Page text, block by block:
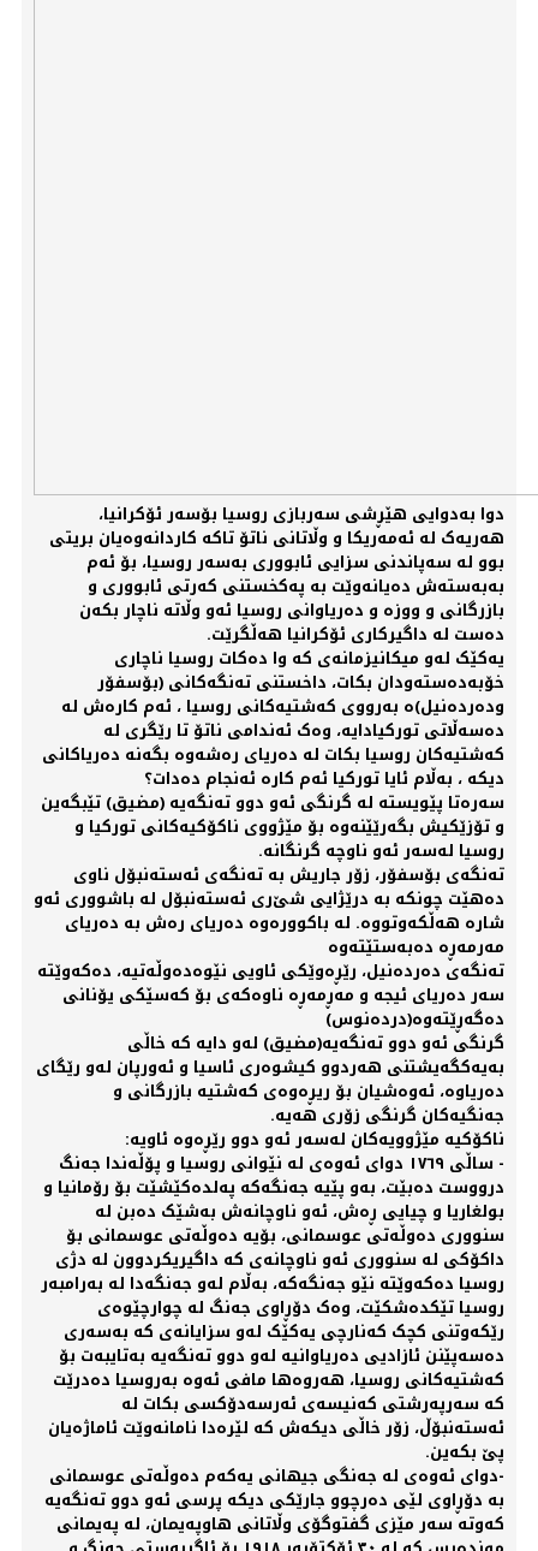
دوا بەدوایی هێڕشی سەربازی روسیا بۆسەر ئۆکرانیا،
هەریەک لە ئەمەریکا و وڵاتانی ناتۆ تاکە کاردانەوەیان بریتی
بوو لە سەپاندنی سزایی ئابووری بەسەر روسیا، بۆ ئەم
بەبەستەش دەیانەوێت بە پەکخستنی کەرتی ئابووری و
بازرگانی و ووزە و دەریاوانی روسیا ئەو وڵاتە ناچار بکەن
دەست لە داگیرکاری ئۆکرانیا هەڵگرێت.
یەکێک لەو میکانیزمانەی کە وا دەکات روسیا ناچاری
خۆبەدەستەودان بکات، داخستنی تەنگەکانی (بۆسفۆر
ودەردەنیل)ە بەرووی کەشتیەکانی روسیا ، ئەم کارەش لە
دەسەڵاتی تورکیادایە، وەک ئەندامی ناتۆ تا رێگری لە
کەشتیەکان روسیا بکات لە دەریای رەشەوە بگەنە دەریاکانی
دیکە ، بەڵام ئایا تورکیا ئەم کارە ئەنجام دەدات؟
سەرەتا پێویستە لە گرنگی ئەو دوو تەنگەیە (مضیق) تێبگەین
و تۆزێکیش بگەرێێنەوە بۆ مێژووی ناکۆکیەکانی تورکیا و
روسیا لەسەر ئەو ناوچە گرنگانە.
تەنگەی بۆسفۆر، زۆر جاریش بە تەنگەی ئەستەنبۆل ناوی
دەهێت چونکە بە درێژایی شێ‌ری ئەستەنبۆل لە باشووری ئەو
شارە هەڵکەوتووە. لە باکوورەوە دەریای رەش بە دەریای
مەرمەڕە دەبەستێتەوە
تەنگەی دەردەنیل، رێڕەوێکی ئاویی نێوەدەوڵەتیە، دەکەوێتە
سەر دەریای ئیجە و مەڕمەڕە ناوەکەی بۆ کەسێکی یۆنانی
دەگەڕێتەوە(دردەنوس)
گرنگی ئەو دوو تەنگەیە(مضیق) لەو دایە کە خاڵی
بەیەکگەیشتنی هەردوو کیشوەری ئاسیا و ئەورپان لەو رێگای
دەریاوە، ئەوەشیان بۆ ریڕەوەی کەشتیە بازرگانی و
جەنگیەکان گرنگی زۆری هەیە.
ناکۆکیە مێژوویەکان لەسەر ئەو دوو رێڕەوە ئاویە:
- ساڵی ١٧٦٩ دوای ئەوەی لە نێوانی روسیا و پۆڵەندا جەنگ
درووست دەبێت، بەو پێیە جەنگەکە پەلدەکێشێت بۆ رۆمانیا و
بولغاریا و چیایی ڕەش، ئەو ناوچانەش بەشێک دەبن لە
سنووری دەوڵەتی عوسمانی، بۆیە دەوڵەتی عوسمانی بۆ
داکۆکی لە سنووری ئەو ناوچانەی کە داگیریکردوون لە دژی
روسیا دەکەوێتە نێو جەنگەکە، بەڵام لەو جەنگەدا لە بەرامبەر
روسیا تێکدەشکێت، وەک دۆڕاوی جەنگ لە چوارچێوەی
رێکەوتنی کچک کەنارچی یەکێک لەو سزایانەی کە بەسەری
دەسەپێنن ئازادیی دەریاوانیە لەو دوو تەنگەیە بەتایبەت بۆ
کەشتیەکانی روسیا، هەروەها مافی ئەوە بەروسیا دەدرێت
کە سەرپەرشتی کەنیسەی ئەرسەدۆکسی بکات لە
ئەستەنبۆڵ، زۆر خاڵی دیکەش کە لێرەدا نامانەوێت ئاماژەیان
پێ بکەین.
-دوای ئەوەی لە جەنگی جیهانی یەکەم دەوڵەتی عوسمانی
بە دۆڕاوی لێی دەرچوو جارێکی دیکە پرسی ئەو دوو تەنگەیە
کەوتە سەر مێزی گفتوگۆی وڵاتانی هاوپەیمان، لە پەیمانی